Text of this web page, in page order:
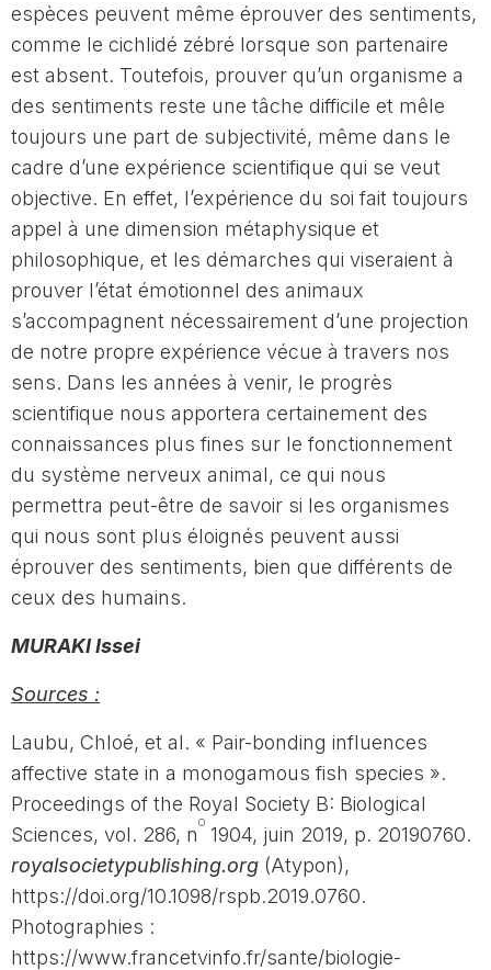
espèces peuvent même éprouver des sentiments,
comme le cichlidé zébré lorsque son partenaire
est absent. Toutefois, prouver qu’un organisme a
des sentiments reste une tâche difficile et mêle
toujours une part de subjectivité, même dans le
cadre d’une expérience scientifique qui se veut
objective. En effet, l’expérience du soi fait toujours
appel à une dimension métaphysique et
philosophique, et les démarches qui viseraient à
prouver l’état émotionnel des animaux
s’accompagnent nécessairement d’une projection
de notre propre expérience vécue à travers nos
sens. Dans les années à venir, le progrès
scientifique nous apportera certainement des
connaissances plus fines sur le fonctionnement
du système nerveux animal, ce qui nous
permettra peut-être de savoir si les organismes
qui nous sont plus éloignés peuvent aussi
éprouver des sentiments, bien que différents de
ceux des humains.
MURAKI Issei
Sources :
Laubu, Chloé, et al. « Pair-bonding influences
affective state in a monogamous fish species ».
Proceedings of the Royal Society B: Biological
Sciences, vol. 286, n
o
1904, juin 2019, p. 20190760.
royalsocietypublishing.org (Atypon),
https://doi.org/10.1098/rspb.2019.0760.
Photographies :
https://www.francetvinfo.fr/sante/biologie-